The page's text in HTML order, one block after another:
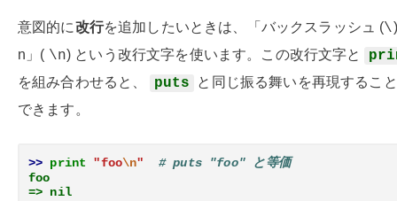
意図的に改行を追加したいときは、「バックスラッシュ (\
n」( \n) という改行文字を使います。この改行文字と
を組み合わせると、 puts
と同じ振る舞いを再現するこ
できます。
>> print "foo\n"
# puts "foo" と等価
foo
=> nil